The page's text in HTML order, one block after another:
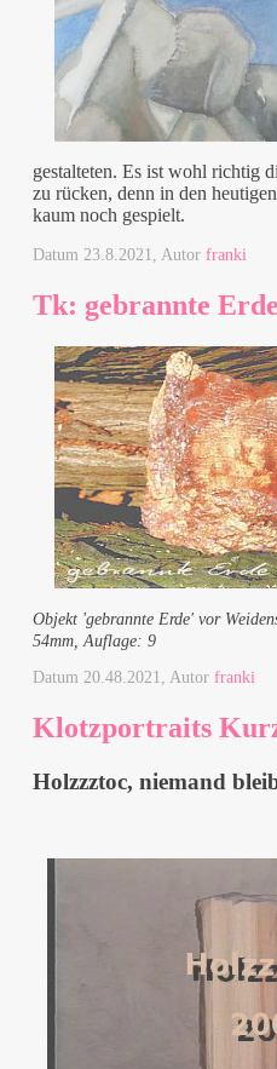
gestalteten. Es ist wohl richtig
zu rücken, denn in den
kaum noch gespielt.
Datum23.8.2021, Autorfranki
Tk: gebrannte Erde
Objekt 'gebrannte Erde' vor
54mm, Auflage: 9
Datum 20.48.2021 , Autorfranki
Klotzportraits
Holzzztoc, niemand